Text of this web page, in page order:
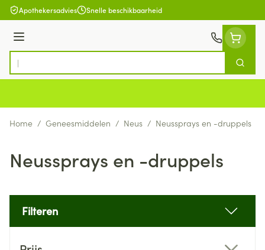
Ga naar de inhoud
Apothekersadvies Snelle beschikbaarheid
Menu
Product, merk, categorie...
Zoek
Home / Geneesmiddelen / Neus / Neussprays en -druppels
Neussprays en -druppels
Filteren